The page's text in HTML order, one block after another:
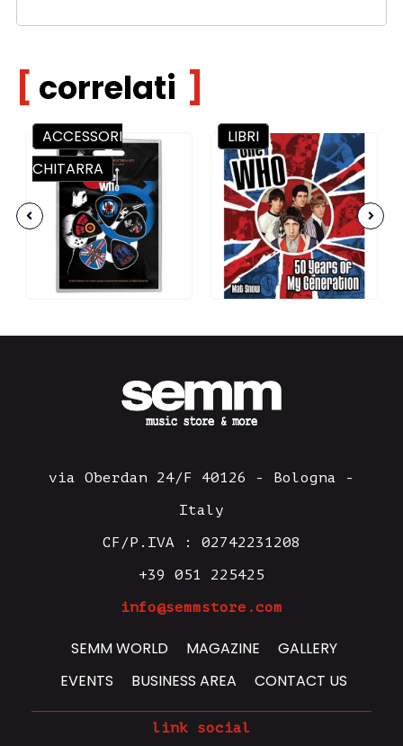
correlati
ACCESSORI
CHITARRA
LIBRI
via Oberdan 24/F 40126 - Bologna -
Italy
CF/P.IVA : 02742231208
+39 051 225425
info@semmstore.com
SEMM WORLD MAGAZINE
GALLERY
EVENTS
BUSINESS AREA CONTACT US
link social